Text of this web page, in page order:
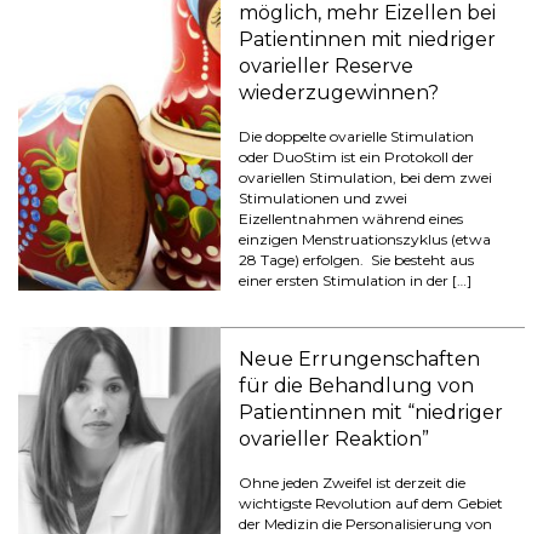
möglich, mehr Eizellen bei
Patientinnen mit niedriger
ovarieller Reserve
wiederzugewinnen?
Die doppelte ovarielle Stimulation
oder DuoStim ist ein Protokoll der
ovariellen Stimulation, bei dem zwei
Stimulationen und zwei
Eizellentnahmen während eines
einzigen Menstruationszyklus (etwa
28 Tage) erfolgen. Sie besteht aus
einer ersten Stimulation in der […]
Neue Errungenschaften
für die Behandlung von
Patientinnen mit “niedriger
ovarieller Reaktion”
Ohne jeden Zweifel ist derzeit die
wichtigste Revolution auf dem Gebiet
der Medizin die Personalisierung von